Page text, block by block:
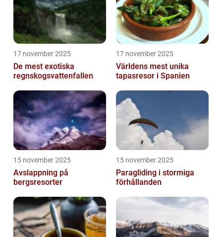
17 november 2025
De mest exotiska
regnskogsvattenfallen
17 november 2025
Världens mest unika
tapasresor i Spanien
15 november 2025
Avslappning på
bergsresorter
15 november 2025
Paragliding i stormiga
förhållanden